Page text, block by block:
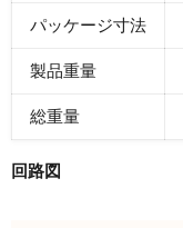
パッケージ寸法
製品重量
総重量
回路図